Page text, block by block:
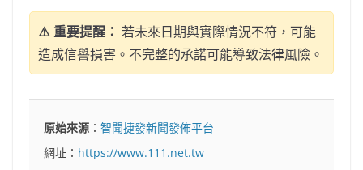
⚠️ 重要提醒： 若未來日期與實際情況不符，可能
造成信譽損害。不完整的承諾可能導致法律風險。
原始來源 ：智聞捷發新聞發佈平台
網址： https://www.111.net.tw